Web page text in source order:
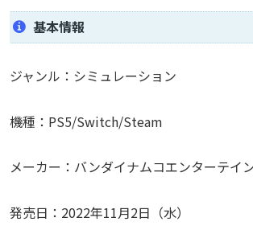
基本情報
ジャンル：シミュレーション
機種：PS5/Switch/Steam
メーカー：バンダイナムコエンターテイ
発売日：2022年11月2日（水）